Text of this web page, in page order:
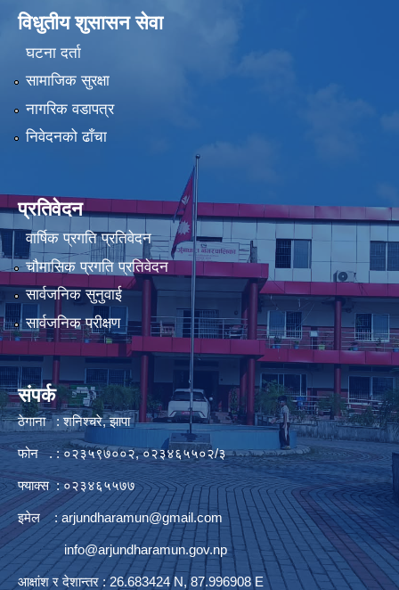
विधुतीय शुसासन सेवा
घटना दर्ता
सामाजिक सुरक्षा
नागरिक वडापत्र
निवेदनको ढाँचा
प्रतिवेदन
वार्षिक प्रगति प्रतिवेदन
चौमासिक प्रगति प्रतिवेदन
सार्वजनिक सुनुवाई
सार्वजनिक परीक्षण
संपर्क
ठेगाना : शनिश्चरे, झापा
फोन . : ०२३५९७००२, ०२३४६५५०२/३
फ्याक्स : ०२३४६५५७७
इमेल :arjundharamun@gmail.com
info@arjundharamun.gov.np
आक्षांश र देशान्तर : 26.683424 N, 87.996908 E